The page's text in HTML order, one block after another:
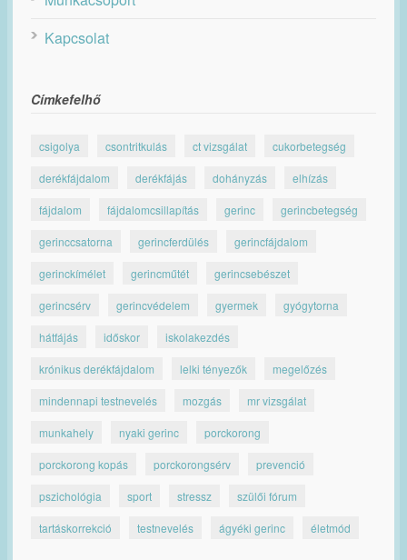
Kapcsolat
Címkefelhő
csigolya csontritkulás ct vizsgálat cukorbetegség
derékfájdalom derékfájás dohányzás elhízás
fájdalom fájdalomcsillapítás gerinc gerincbetegség
gerinccsatorna gerincferdülés gerincfájdalom
gerinckímélet gerincműtét gerincsebészet
gerincsérv gerincvédelem gyermek gyógytorna
hátfájás időskor iskolakezdés
krónikus derékfájdalom lelki tényezők megelőzés
mindennapi testnevelés mozgás mr vizsgálat
munkahely nyaki gerinc porckorong
porckorong kopás porckorongsérv prevenció
pszichológia sport stressz szülői fórum
tartáskorrekció testnevelés ágyéki gerinc életmód